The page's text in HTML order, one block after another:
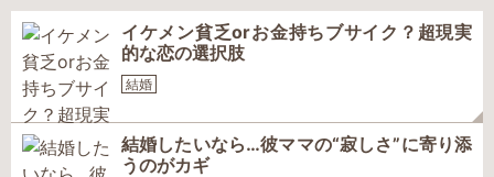
イケメン貧乏orお金持ちブサイク？超現実
的な恋の選択肢
結婚
結婚したいなら…彼ママの“寂しさ”に寄り添
うのがカギ